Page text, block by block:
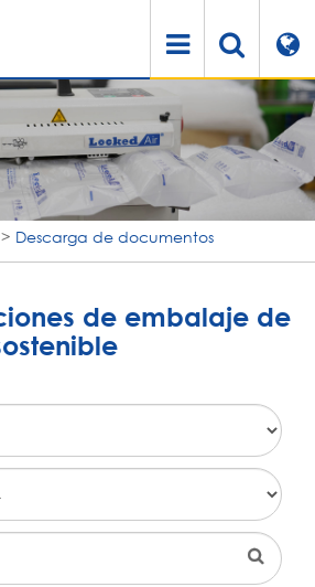
Descarga de documentos
de embalaje de